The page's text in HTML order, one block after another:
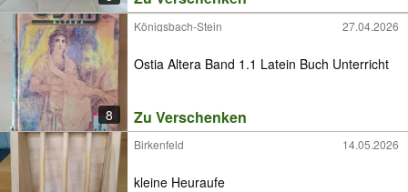
8
Königsbach-Stein 27.04.2026
Ostia Altera Band 1.1 Latein Buch Unterricht
Zu Verschenken
Birkenfeld 14.05.2026
kleine Heuraufe